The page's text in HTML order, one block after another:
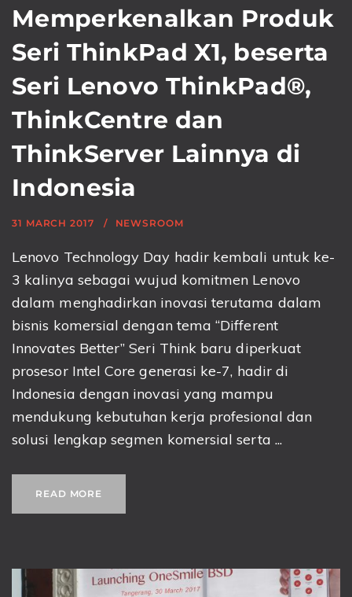
Memperkenalkan Produk
Seri ThinkPad X1, beserta
Seri Lenovo ThinkPad®,
ThinkCentre dan
ThinkServer Lainnya di
Indonesia
31 MARCH 2017 NEWSROOM
Lenovo Technology Day hadir kembali untuk ke-
3 kalinya sebagai wujud komitmen Lenovo
dalam menghadirkan inovasi terutama dalam
bisnis komersial dengan tema “Different
Innovates Better” Seri Think baru diperkuat
prosesor Intel Core generasi ke-7, hadir di
Indonesia dengan inovasi yang mampu
mendukung kebutuhan kerja profesional dan
solusi lengkap segmen komersial serta ...
READ MORE